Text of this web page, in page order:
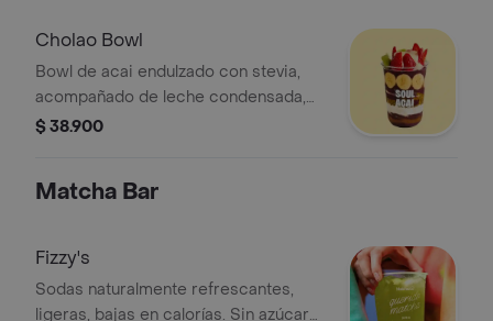
Cholao Bowl
Bowl de acai endulzado con stevia,
acompañado de leche condensada,
leche en polvo, kiwi, maracuyá,
$ 38.900
Matcha Bar
Fizzy's
Sodas naturalmente refrescantes,
ligeras, bajas en calorías. Sin azúcar